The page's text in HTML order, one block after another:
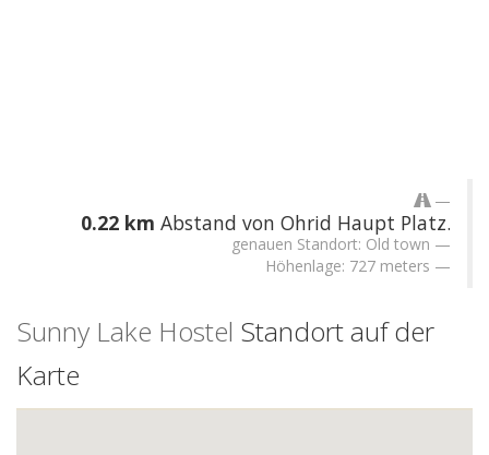
0.22 km Abstand von Ohrid Haupt Platz.
genauen Standort: Old town
Höhenlage: 727 meters
Sunny Lake Hostel Standort auf der
Karte